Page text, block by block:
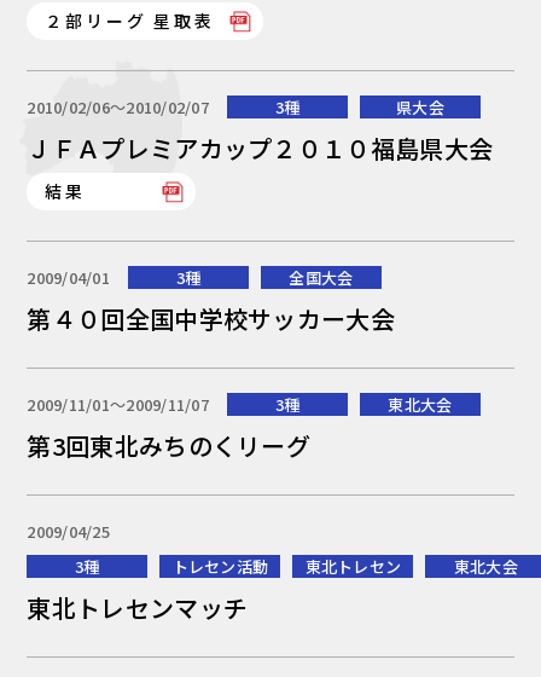
２部リーグ 星取表
2010/02/06〜2010/02/07 3種 県大会
ＪＦＡプレミアカップ２０１０福島県大会
結果
2009/04/01 3種 全国大会
第４０回全国中学校サッカー大会
2009/11/01〜2009/11/07 3種 東北大会
第3回東北みちのくリーグ
2009/04/25
3種
トレセン活動 東北トレセン 東北大会
東北トレセンマッチ